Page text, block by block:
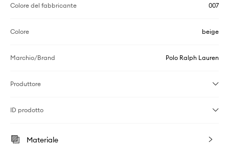
Colore del fabbricante 007
Colore beige
Marchio/Brand Polo Ralph Lauren
Produttore
ID prodotto
Materiale